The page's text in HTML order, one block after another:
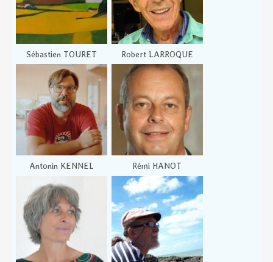
Sébastien TOURET Robert LARROQUE
Antonin KENNEL Rémi HANOT